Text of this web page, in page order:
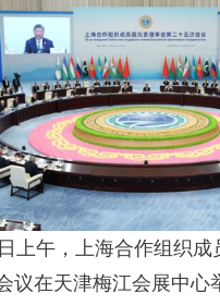
午，上海合作组织成
议在天津梅江会展中心